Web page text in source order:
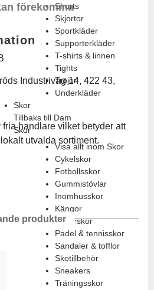
Shorts
Skjortor
Sportkläder
Supporterkläder
T-shirts & linnen
Tights
Tröjor
Underkläder
Skor
Tillbaks till Dam
Skor
Visa allt inom Skor
Cykelskor
Fotbollsskor
Gummistövlar
Inomhusskor
Kängor
Löparskor
Padel & tennisskor
Sandaler & tofflor
Skotillbehör
Sneakers
Träningsskor
förekomma
Industriväg 14, 422 43,
handlare vilket betyder att
utvalda sortiment.
produkter